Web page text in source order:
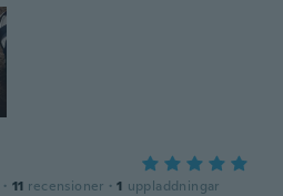
· 11 recensioner · 1 uppladdningar